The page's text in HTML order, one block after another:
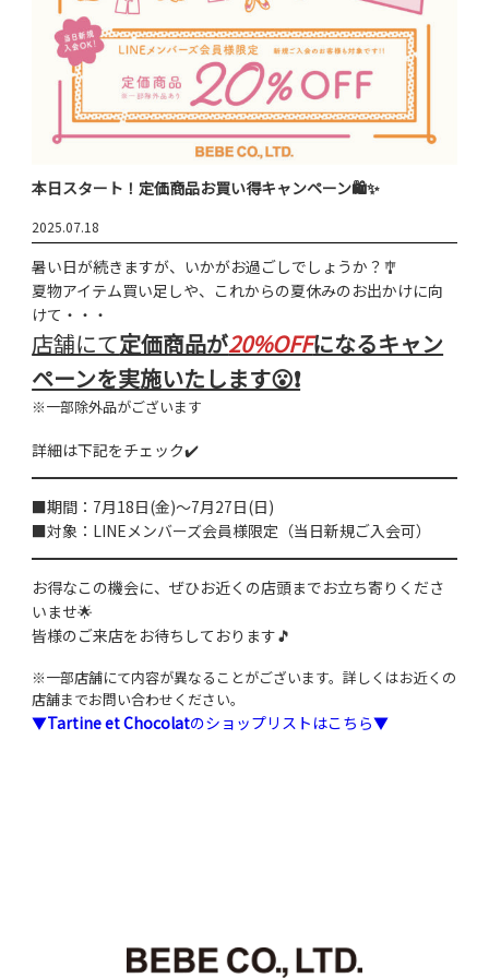
本日スタート！定価商品お買い得キャンペーン🛍️✨
2025.07.18
暑い日が続きますが、いかがお過ごしでしょうか？🎐
夏物アイテム買い足しや、これからの夏休みのお出かけに向
けて・・・
店舗にて定価商品が20%OFFになるキャン
ペーンを実施いたします😮❗
※一部除外品がございます
詳細は下記をチェック✔️
■期間：7月18日(金)～7月27日(日)
■対象：LINEメンバーズ会員様限定（当日新規ご入会可）
お得なこの機会に、ぜひお近くの店頭までお立ち寄りくださ
いませ🌟
皆様のご来店をお待ちしております🎵
※一部店舗にて内容が異なることがございます。詳しくはお近くの
店舗までお問い合わせください。
▼Tartine et Chocolatのショップリストはこちら▼